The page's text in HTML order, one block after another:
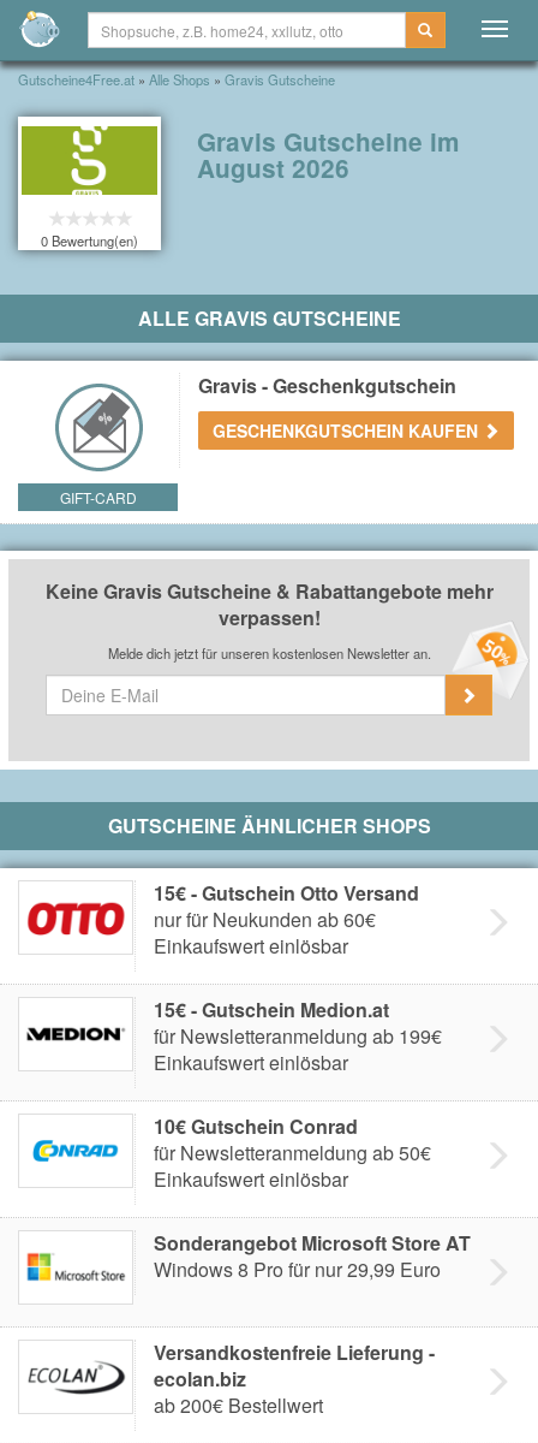
Gutscheine4Free.at » Alle Shops » Gravis Gutscheine
0 Bewertung(en)
Gravis Gutscheine im
August 2026
ALLE GRAVIS GUTSCHEINE
GIFT-CARD
Gravis - Geschenkgutschein
GESCHENKGUTSCHEIN KAUFEN
Keine Gravis Gutscheine & Rabattangebote mehr
verpassen!
Melde dich jetzt für unseren kostenlosen Newsletter an.
GUTSCHEINE ÄHNLICHER SHOPS
15€ - Gutschein Otto Versand
nur für Neukunden ab 60€
Einkaufswert einlösbar
15€ - Gutschein Medion.at
für Newsletteranmeldung ab 199€
Einkaufswert einlösbar
10€ Gutschein Conrad
für Newsletteranmeldung ab 50€
Einkaufswert einlösbar
Sonderangebot Microsoft Store AT
Windows 8 Pro für nur 29,99 Euro
Versandkostenfreie Lieferung -
ecolan.biz
ab 200€ Bestellwert